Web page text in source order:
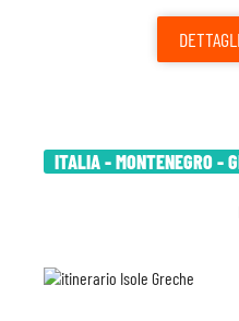
DETTAGLI
ITALIA - MONTENEGRO -